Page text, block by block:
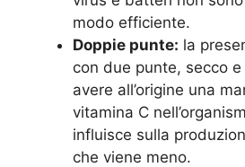
modo efficiente.
Doppie punte: la
con due punte, secco
avere all’origine una
vitamina C
influisce sulla
che viene meno.